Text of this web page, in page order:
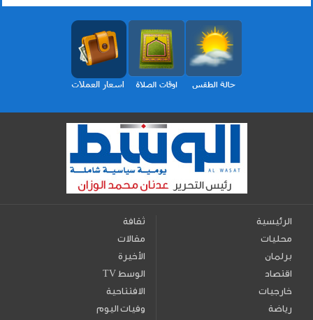
الرئيسية
محليات
برلمان
اقتصاد
خارجيات
رياضة
ثقافة
مقالات
الأخيرة
TV الوسط
الافتتاحية
وفيات اليوم